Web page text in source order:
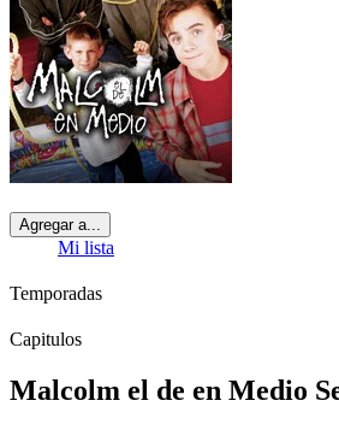
Agregar a...
Mi lista
Temporadas
Capitulos
Malcolm el de en Medio